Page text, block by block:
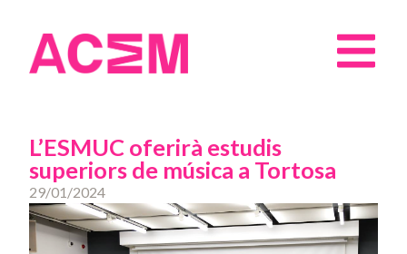
L’ESMUC oferirà estudis
superiors de música a Tortosa
29/01/2024